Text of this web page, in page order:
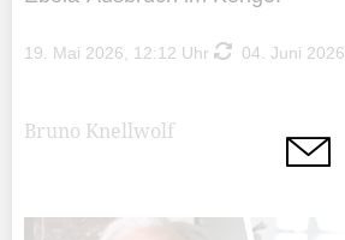
19. Mai 2026, 12:12 Uhr 04. Juni
Bruno Knellwolf